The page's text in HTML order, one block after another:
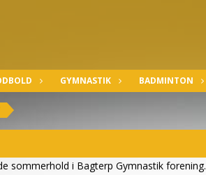
GYMNASTIK BADMINTON
sommerhold i Bagterp Gymnastik forening.